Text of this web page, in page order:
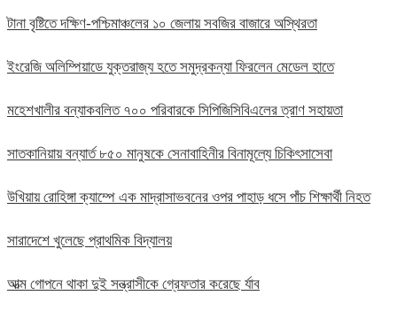
টানা বৃষ্টিতে দক্ষিণ-পশ্চিমাঞ্চলের ১০ জেলায় সবজির বাজারে অস্থিরতা
ইংরেজি অলিম্পিয়াডে যুক্তরাজ্য হতে সমুদ্রকন্যা ফিরলেন মেডেল হাতে
মহেশখালীর বন্যাকবলিত ৭০০ পরিবারকে সিপিজিসিবিএলের ত্রাণ সহায়তা
সাতকানিয়ায় বন্যার্ত ৮৫০ মানুষকে সেনাবাহিনীর বিনামূল্যে চিকিৎসাসেবা
উখিয়ায় রোহিঙ্গা ক্যাম্পে এক মাদ্রাসাভবনের ওপর পাহাড় ধসে পাঁচ শিক্ষার্থী নিহত
সারাদেশে খুলেছে প্রাথমিক বিদ্যালয়
আত্ম গোপনে থাকা দুই সন্ত্রাসীকে গ্রেফতার করেছে র্যাব